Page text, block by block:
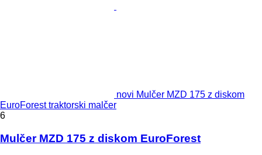
novi Mulčer MZD 175 z diskom
EuroForest traktorski malčer
6
Mulčer MZD 175 z diskom EuroForest